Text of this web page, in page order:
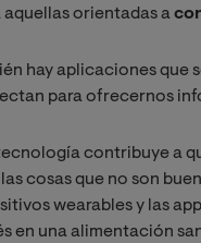
aquellas orientadas a
hay aplicaciones que
para ofrecernos
contribuye a
cosas que no son
wearables y las
en una alimentación